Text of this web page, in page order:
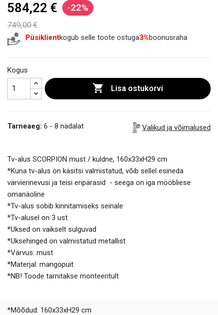
584,22 € -22%
749,00 €
Püsiklientkogub selle toote ostuga3%boonusraha
Kogus
 Lisa ostukorvi
Tarneaeg: 6 - 8 nädalat Valikud ja võimalused
Tv-alus SCORPION must / kuldne, 160x33xH29 cm
*Kuna tv-alus on käsitsi valmistatud, võib sellel esineda
värvierinevusi ja teisi eripärasid - seega on iga mööbliese
omanäoline
*Tv-alus sobib kinnitamiseks seinale
*Tv-alusel on 3 ust
*Uksed on vaikselt sulguvad
*Uksehinged on valmistatud metallist
*Värvus: must
*Materjal: mangopuit
*NB! Toode tarnitakse monteeritult
*Mõõdud: 160x33xH29 cm